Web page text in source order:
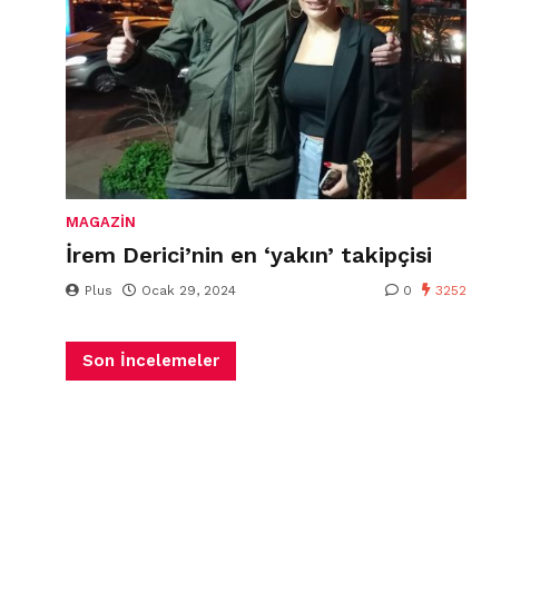
MAGAZIN
İrem Derici’nin en ‘yakın’ takipçisi
Plus Ocak 29, 2024 0 3252
Son İncelemeler